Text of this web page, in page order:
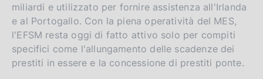
miliardi e utilizzato per fornire assistenza all'Irlanda
e al Portogallo. Con la piena operatività del MES,
l'EFSM resta oggi di fatto attivo solo per compiti
specifici come l'allungamento delle scadenze dei
prestiti in essere e la concessione di prestiti ponte.